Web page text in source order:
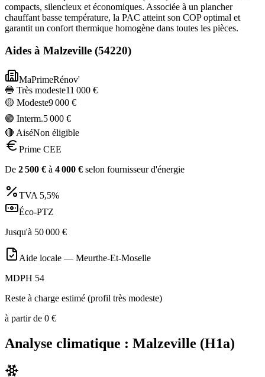
compacts, silencieux et économiques. Associée à un plancher
chauffant basse température, la PAC atteint son COP optimal et
garantit un confort thermique homogène dans toutes les pièces.
Aides à Malzeville (54220)
MaPrimeRénov'
🔵 Très modeste11 000 €
🟡 Modeste9 000 €
🟣 Interm.5 000 €
🔴 AiséNon éligible
Prime CEE
De 2 500 € à 4 000 € selon fournisseur d'énergie
TVA 5,5%
Éco-PTZ
Jusqu'à 50 000 €
Aide locale — Meurthe-Et-Moselle
MDPH 54
Reste à charge estimé (profil très modeste)
à partir de 0 €
Analyse climatique : Malzeville (H1a)